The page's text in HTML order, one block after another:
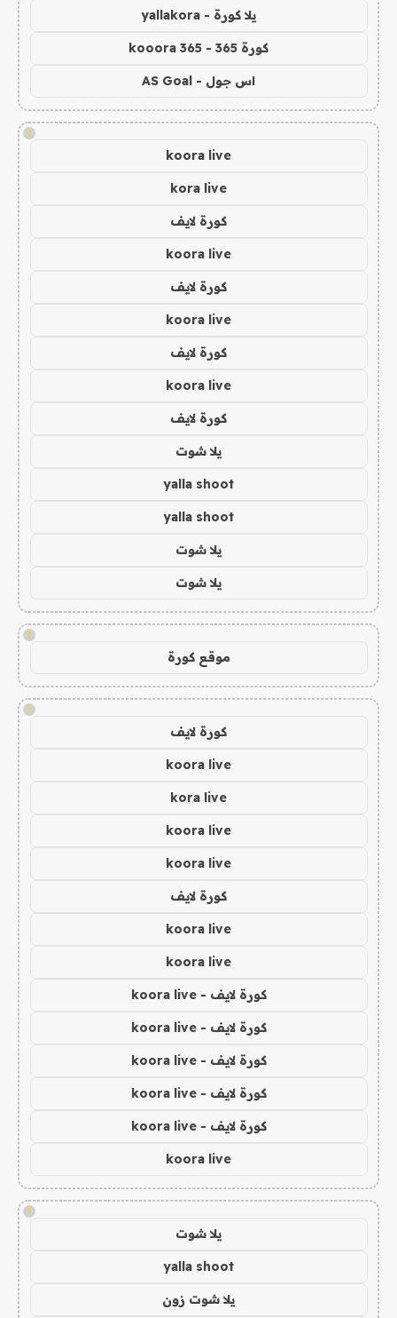
يلا كورة - yallakora
كورة 365 - kooora 365
اس جول - AS Goal
!
koora live
kora live
كورة لايف
koora live
كورة لايف
koora live
كورة لايف
koora live
كورة لايف
يلا شوت
yalla shoot
yalla shoot
يلا شوت
يلا شوت
!
موقع كورة
!
كورة لايف
koora live
kora live
koora live
koora live
كورة لايف
koora live
koora live
كورة لايف - koora live
كورة لايف - koora live
كورة لايف - koora live
كورة لايف - koora live
كورة لايف - koora live
koora live
!
يلا شوت
yalla shoot
يلا شوت زون